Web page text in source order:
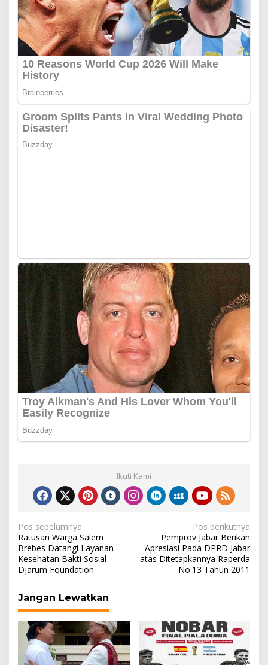
Ikuti Kami
Navigasi
pos
Pos sebelumnya
Ratusan Warga Salem
Brebes Datangi Layanan
Kesehatan Bakti Sosial
Djarum Foundation
Pos berikutnya
Pemprov Jabar Berikan
Apresiasi Pada DPRD Jabar
atas Ditetapkannya Raperda
No.13 Tahun 2011
Jangan Lewatkan